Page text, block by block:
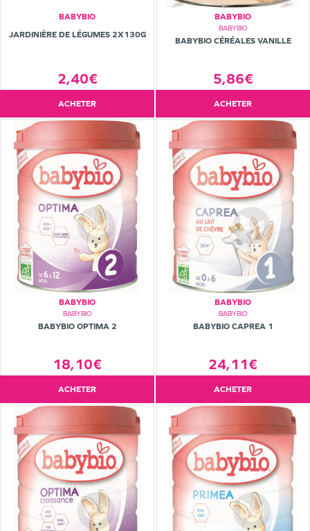
BABYBIO
JARDINIÈRE DE LÉGUMES 2X130G
2,40€
ACHETER
BABYBIO
BABYBIO
BABYBIO CÉRÉALES VANILLE
5,86€
ACHETER
BABYBIO
BABYBIO
BABYBIO OPTIMA 2
18,10€
ACHETER
BABYBIO
BABYBIO
BABYBIO CAPREA 1
24,11€
ACHETER